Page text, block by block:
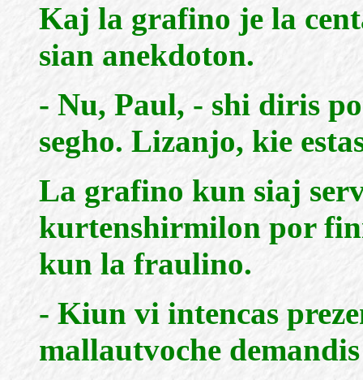
Kaj la grafino je la
sian anekdoton.
- Nu, Paul, - shi diris
segho. Lizanjo, kie
La grafino kun siaj
kurtenshirmilon por
kun la fraulino.
- Kiun vi intencas
mallautvoche